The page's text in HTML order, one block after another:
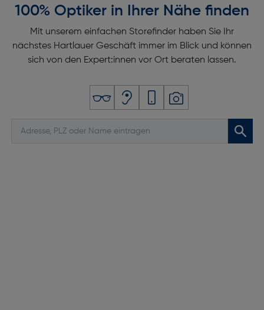
100% Optiker in Ihrer Nähe finden
Mit unserem einfachen Storefinder haben Sie Ihr
nächstes Hartlauer Geschäft immer im Blick und können
sich von den Expert:innen vor Ort beraten lassen.